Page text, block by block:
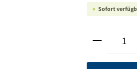
Sofort
Produkt